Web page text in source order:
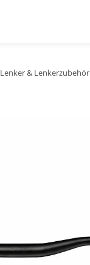
Lenker & Lenkerzubehör